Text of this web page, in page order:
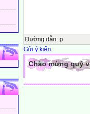
Đường dẫn: p
Gửi ý kiến
Chào mừng quý